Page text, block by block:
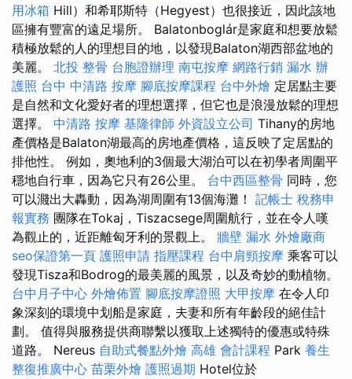
用冰箱 Hill）和希耶斯特（Hegyest）也很接近，因此該地
區擁有豐富的遠足場所。 Balatonboglár是家庭和想要放鬆
積極放鬆的人的理想目的地，以發現Balaton湖西部盆地的
美麗。 北投 整骨 台胞證辦理 南屯按摩 網路行銷 漏水 辦
護照 台中 中清路 按摩 腳底按摩課程 台中外燴 定居點主要
是自然和文化愛好者的理想選擇，但它也是浪漫放鬆的理想
選擇。 中清路 按摩 基隆律師 外資設立公司 Tihany的房地
產價格是Balaton湖最高的房地產價格，這反映了定居點的
排他性。 例如，奧地利的3個最大湖泊可以在初學者周圍平
穩地自行車，因為它只有26公里。 台中西區整骨 同時，您
可以濺出大轟動，因為湖周圍有13個海灘！ 記帳士 稅務申
報實務 團隊在Tokaj，Tiszacsege周圍航行，並在令人嘆
為觀止的，近距離匈牙利的景觀上。 牆壁 漏水 外燴廠商
seo保證第一頁 護照申請 指壓課程 台中肩頸按摩 乘客可以
發現Tisza和Bodrog的最美麗的風景，以及奇妙的動植物。
台中月子中心 外燴佈置 腳底按摩證照 大甲按摩 在令人印
象深刻的環境中划船是家庭，夫妻和所有年齡段的絕佳計
劃。 值得與服務提供商聯繫以獲取上述獨特的優惠或特殊
道路。 Nereus 自助式餐點外燴 高雄 會計課程 Park 養生
整復推廣中心 苗栗外燴 護照過期 Hotel位於